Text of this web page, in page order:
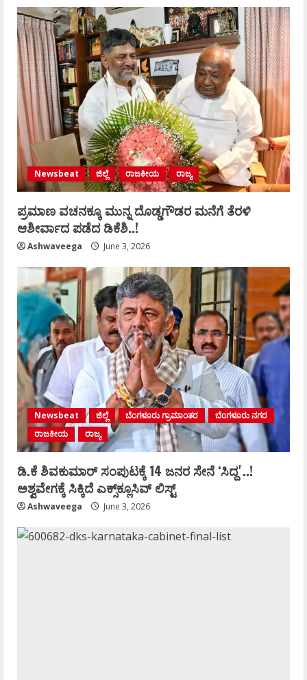
Newsbeat ಜಿಲ್ಲೆ ರಾಜಕೀಯ ರಾಜ್ಯ
ಪ್ರಮಾಣ ವಚನಕ್ಕೂ ಮುನ್ನ ದೊಡ್ಡಗೌಡರ ಮನೆಗೆ ತೆರಳಿ
ಆಶೀರ್ವಾದ ಪಡೆದ ಡಿಕೆಶಿ..!
Ashwaveega June 3, 2026
Newsbeat ಜಿಲ್ಲೆ ಬೆಂಗಳೂರು ಗ್ರಾಮಾಂತರ
ಬೆಂಗಳೂರು ನಗರ
ರಾಜಕೀಯ
ರಾಜ್ಯ
ಡಿ.ಕೆ ಶಿವಕುಮಾರ್‌ ಸಂಪುಟಕ್ಕೆ 14 ಜನರ ಸೇನೆ ʻಸಿದ್ದʼ..!
ಅಶ್ವವೇಗಕ್ಕೆ ಸಿಕ್ಕಿದೆ ಎಕ್ಸ್‌ಕ್ಲೂಸಿವ್‌ ಲಿಸ್ಟ್‌
Ashwaveega June 3, 2026